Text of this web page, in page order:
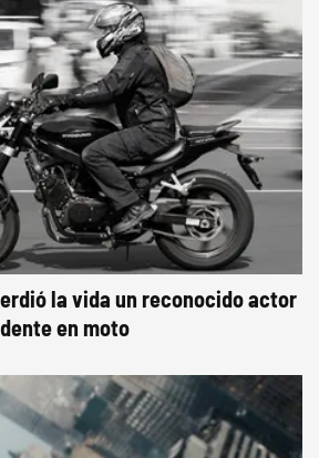
la vida un reconocido actor
en moto